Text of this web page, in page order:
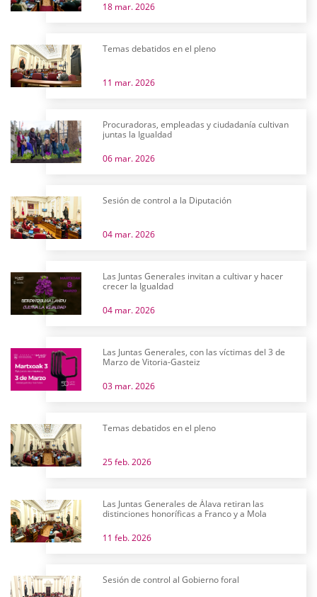
18 mar. 2026
Temas debatidos en el pleno
11 mar. 2026
Procuradoras, empleadas y ciudadanía cultivan
juntas la Igualdad
06 mar. 2026
Sesión de control a la Diputación
04 mar. 2026
Las Juntas Generales invitan a cultivar y hacer
crecer la Igualdad
04 mar. 2026
Las Juntas Generales, con las víctimas del 3 de
Marzo de Vitoria-Gasteiz
03 mar. 2026
Temas debatidos en el pleno
25 feb. 2026
Las Juntas Generales de Álava retiran las
distinciones honoríficas a Franco y a Mola
11 feb. 2026
Sesión de control al Gobierno foral